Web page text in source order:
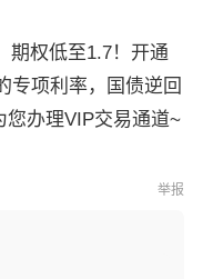
期权低至1.7！开通
专项利率，国债逆回
您办理VIP交易通道~
举报